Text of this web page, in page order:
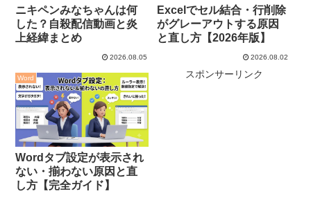
ニキペンみなちゃんは何
した？自殺配信動画と炎
上経緯まとめ
2026.08.05
Excelでセル結合・行削除
がグレーアウトする原因
と直し方【2026年版】
2026.08.02
Word
Wordタブ設定が表示され
ない・揃わない原因と直
し方【完全ガイド】
スポンサーリンク